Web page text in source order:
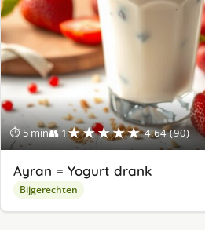
⏱ 5 min👥 1★★★★★ 4.64 (90)
Ayran = Yogurt drank
Bijgerechten